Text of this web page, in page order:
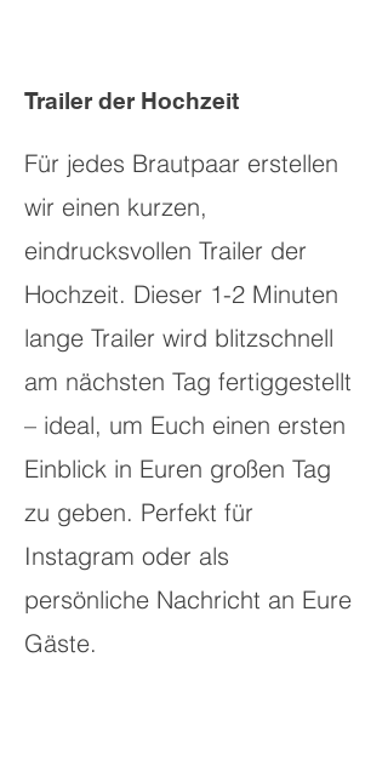
Trailer der Hochzeit
Für jedes Brautpaar erstellen
wir einen kurzen,
eindrucksvollen Trailer der
Hochzeit. Dieser 1-2 Minuten
lange Trailer wird blitzschnell
am nächsten Tag fertiggestellt
– ideal, um Euch einen ersten
Einblick in Euren großen Tag
zu geben. Perfekt für
Instagram oder als
persönliche Nachricht an Eure
Gäste.